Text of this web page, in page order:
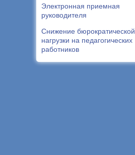
Электронная приемная
руководителя
Снижение бюрократической
нагрузки на педагогических
работников